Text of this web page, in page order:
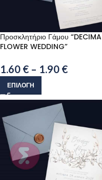
Προσκλητήριο Γάμου “DECIMA
FLOWER WEDDING”
1.60 € – 1.90 €
ΕΠΙΛΟΓΉ